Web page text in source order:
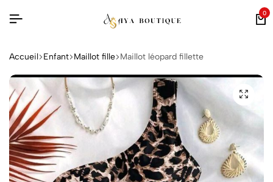
0
Accueil Enfant Maillot fille Maillot léopard fillette